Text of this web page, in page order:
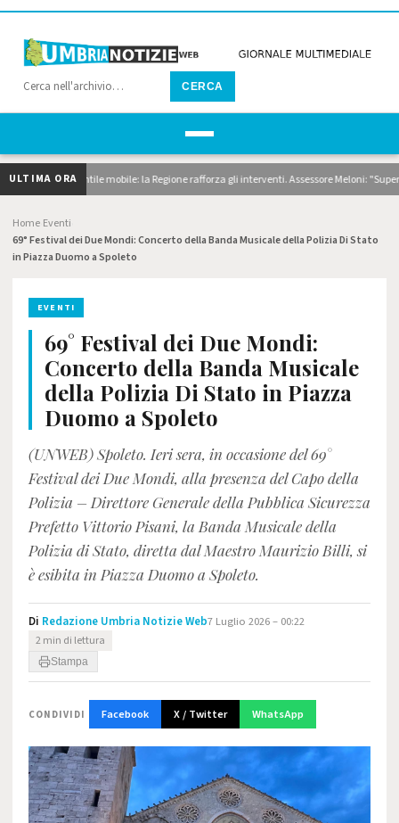
CERCA
ULTIMA ORA
e pontile mobile: la Regione rafforza gli interventi. Assessore Meloni:
Home Eventi
69° Festival dei Due Mondi: Concerto della Banda Musicale della Polizia Di Stato
in Piazza Duomo a Spoleto
EVENTI
69° Festival dei Due Mondi:
Concerto della Banda Musicale
della Polizia Di Stato in Piazza
Duomo a Spoleto
(UNWEB) Spoleto. Ieri sera, in occasione del 69°
Festival dei Due Mondi, alla presenza del Capo della
Polizia – Direttore Generale della Pubblica Sicurezza
Prefetto Vittorio Pisani, la Banda Musicale della
Polizia di Stato, diretta dal Maestro Maurizio Billi, si
è esibita in Piazza Duomo a Spoleto.
Di Redazione Umbria Notizie Web7 Luglio 2026 – 00:22
2 min di lettura
Stampa
CONDIVIDI Facebook X / Twitter WhatsApp